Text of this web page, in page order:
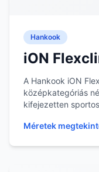
Hankook
iON
A Hankook iON
középkategóriás
kifejezetten
Méretek